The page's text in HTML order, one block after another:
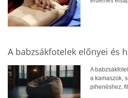
A babzsákfotelek előnyei és
A
a kamaszok,
pihenéshez,